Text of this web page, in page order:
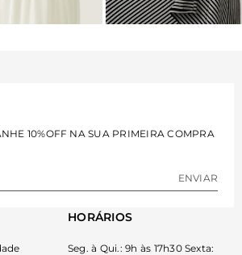
10%OFF NA SUA PRIMEIRA COMPRA
ENVIAR
HORÁRIOS
Seg. à Qui.: 9h às 17h30 Sexta: